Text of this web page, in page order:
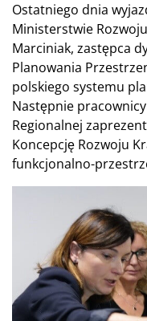
Ostatniego dnia
Ministerstwie
Marciniak, zastępca
Planowania
polskiego systemu
Następnie
Regionalnej
Koncepcję Rozwoju
funkcjonalno-